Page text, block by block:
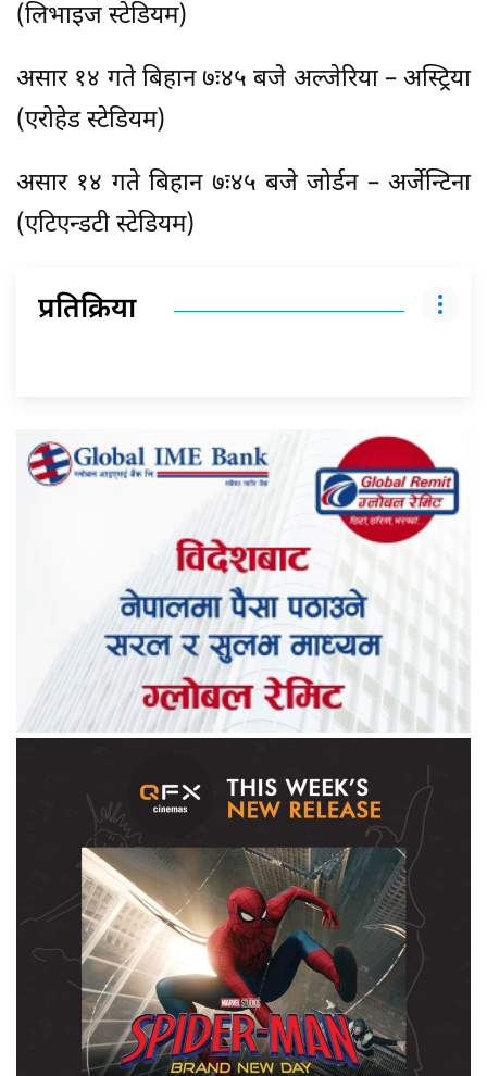
(लिभाइज स्टेडियम)
असार १४ गते बिहान ७ः४५ बजे अल्जेरिया – अस्ट्रिया
(एरोहेड स्टेडियम)
असार १४ गते बिहान ७ः४५ बजे जोर्डन – अर्जेन्टिना
(एटिएन्डटी स्टेडियम)
प्रतिक्रिया